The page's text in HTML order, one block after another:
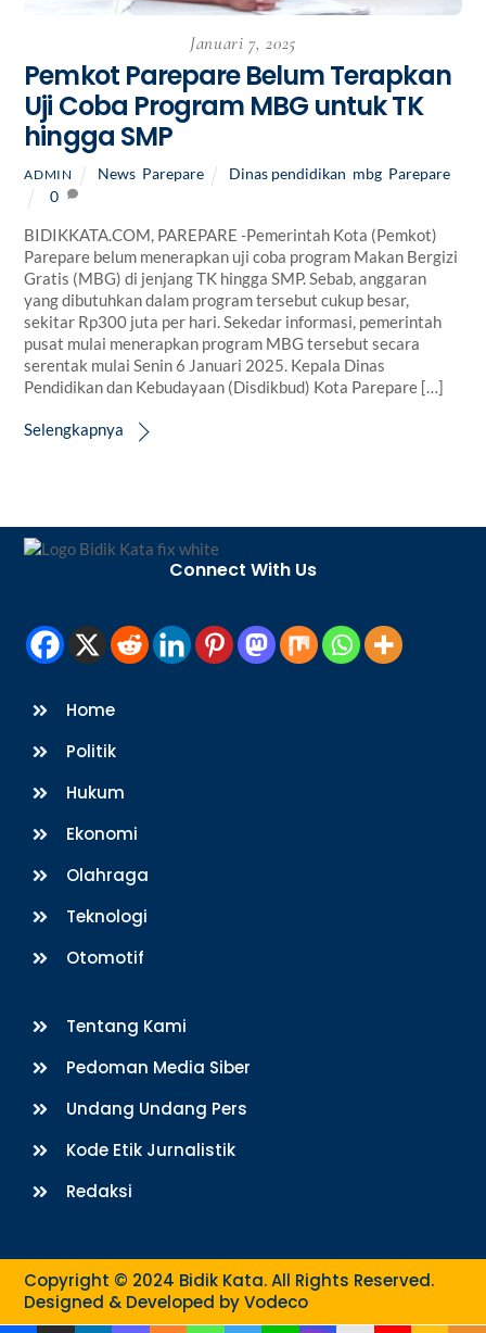
Januari 7, 2025
Pemkot Parepare Belum Terapkan
Uji Coba Program MBG untuk TK
hingga SMP
ADMIN News, Parepare Dinas pendidikan mbg, Parepare
0
BIDIKKATA.COM, PAREPARE -Pemerintah Kota (Pemkot)
Parepare belum menerapkan uji coba program Makan Bergizi
Gratis (MBG) di jenjang TK hingga SMP. Sebab, anggaran
yang dibutuhkan dalam program tersebut cukup besar,
sekitar Rp300 juta per hari. Sekedar informasi, pemerintah
pusat mulai menerapkan program MBG tersebut secara
serentak mulai Senin 6 Januari 2025. Kepala Dinas
Pendidikan dan Kebudayaan (Disdikbud) Kota Parepare […]
Selengkapnya
Back
Connect With Us
Home
Politik
Hukum
Ekonomi
Olahraga
Teknologi
Otomotif
Tentang Kami
Pedoman Media Siber
Undang Undang Pers
Kode Etik Jurnalistik
Redaksi
Copyright © 2024 Bidik Kata. All Rights Reserved.
Designed & Developed byVodeco